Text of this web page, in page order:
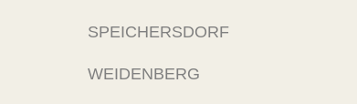
SPEICHERSDORF
WEIDENBERG